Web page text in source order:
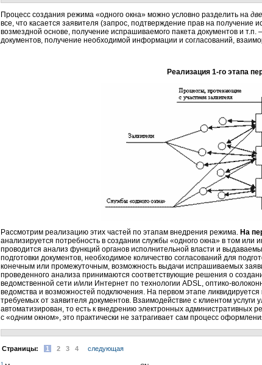
Процесс создания режима «одного окна» можно условно разделить на две
все, что касается заявителя (запрос, подтверждение прав на получение
возмездной основе, получение испрашиваемого пакета документов и т.п.
документов, получение необходимой информации и согласований,
Реализация 1-го этапа
Рассмотрим реализацию этих частей по этапам внедрения режима. На
анализируется потребность в создании службы «одного окна» в том
проводится анализ функций органов исполнительной власти и
подготовки документов, необходимое количество согласований для
конечным или промежуточным, возможность выдачи испрашиваемых
проведенного анализа принимаются соответствующие решения о
ведомственной сети и/или Интернет по технологии ADSL, оптико-
ведомства и возможностей подключения. На первом этапе
требуемых от заявителя документов. Взаимодействие с клиентом
автоматизирован, то есть к внедрению электронных административных
с «одним окном», это практически не затрагивает сам процесс
Cтраницы: 1 2 3 4 следующая
1